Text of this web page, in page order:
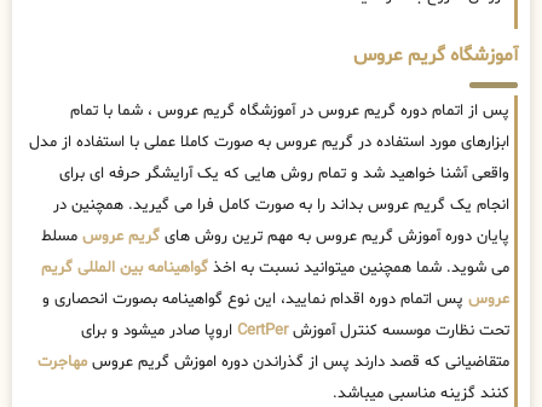
آموزشگاه گریم عروس
پس از اتمام دوره گریم عروس در آموزشگاه گریم عروس ، شما با تمام
ابزارهای مورد استفاده در گریم عروس به صورت کاملا عملی با استفاده از مدل
واقعی آشنا خواهید شد و تمام روش هایی که یک آرایشگر حرفه ای برای
انجام یک گریم عروس بداند را به صورت کامل فرا می گیرید. همچنین در
پایان دوره آموزش گریم عروس به مهم ترین روش های گریم عروس مسلط
می شوید. شما همچنین میتوانید نسبت به اخذ گواهینامه بین المللی گریم
عروس پس اتمام دوره اقدام نمایید، این نوع گواهینامه بصورت انحصاری و
تحت نظارت موسسه کنترل آموزشCertPer اروپا صادر میشود و برای
متقاضیانی که قصد دارند پس از گذراندن دوره اموزش گریم عروس مهاجرت
کنند گزینه مناسبی میباشد.